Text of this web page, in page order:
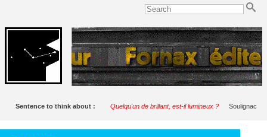
Sentence to think about : Quelqu'un de brillant, est-il lumineux ? Soulignac